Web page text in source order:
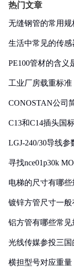
热门文章
无缝钢管的常用规
生活中常见的传
PE100管材的含义
工业厂房载重标
CONOSTAN公司
C13和C14插头国
LGJ-240/30导线
寻找nce01p30k
电梯的尺寸有哪些
镀锌方管尺寸一般
铝方管有哪些常见
光线传媒参投三
横担型号对应重量